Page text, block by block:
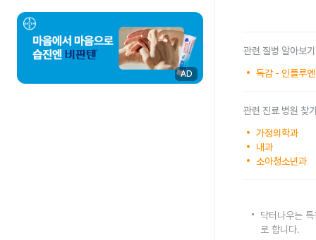
AD
관련 질병 알아보기
독감 - 인플루
관련 진료 병원 찾
가정의학과
내과
소아청소년과
닥터나우는
로 합니다.